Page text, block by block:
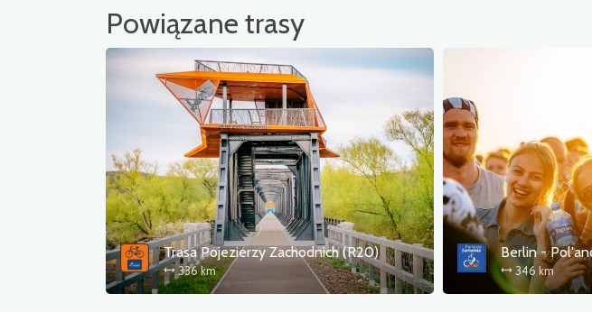
Powiązane trasy
Trasa Pojezierzy Zachodnich (R20)
336 km
Berlin -
346 km